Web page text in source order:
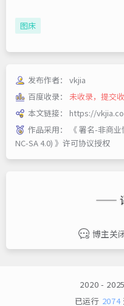
图床
发布作者：
vkjia
百度收录：
未收录，提交
本文链接：
https://
作品采用：
《署名-非商业
NC-SA 4.0) 》许可协议授权
——
博主关
2020 -
已运行 2074